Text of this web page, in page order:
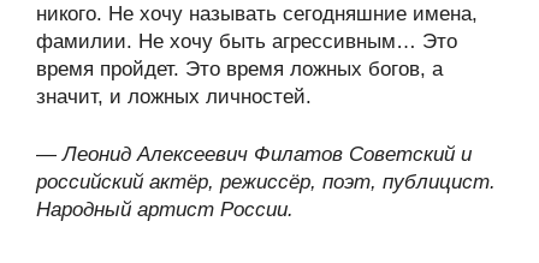
никого. Не хочу называть сегодняшние имена,
фамилии. Не хочу быть агрессивным… Это
время пройдет. Это время ложных богов, а
значит, и ложных личностей.
—Леонид Алексеевич Филатов Советский и
российский актёр, режиссёр, поэт, публицист.
Народный артист России.